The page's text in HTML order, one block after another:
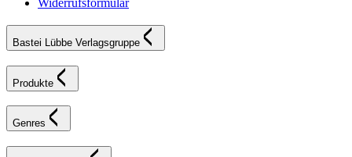
Widerrufsformular
Bastei Lübbe Verlagsgruppe
Produkte
Genres